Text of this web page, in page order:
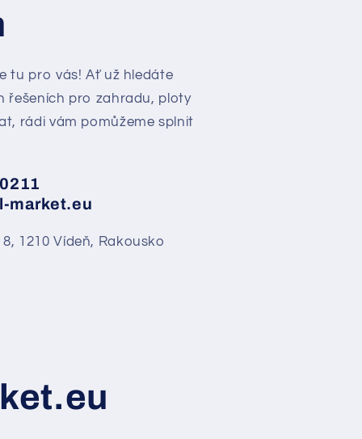
tu pro vás! Ať už hledáte
řešeních pro zahradu, ploty
rádi vám pomůžeme splnit
market.eu
1210 Vídeň, Rakousko